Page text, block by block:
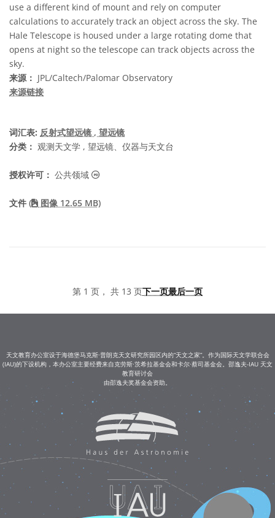
use a different kind of mount and rely on computer
calculations to accurately track an object across the sky. The
Hale Telescope is housed under a large rotating dome that
opens at night so the telescope can track objects across the
sky.
来源： JPL/Caltech/Palomar Observatory
来源链接
词汇表: 反射式望远镜 , 望远镜
分类： 观测天文学 , 望远镜、仪器与天文台
授权许可： 公共领域 公共领域 图标
文件 ( 图像 12.65 MB)
第 1 页， 共 13 页下一页最后一页
天文教育办公室设于海德堡马克斯·普朗克天文研究所园区内的“天文之家”。作为国际天文学联合会
(IAU)的下设机构，本办公室主要经费来自克劳斯·茨希拉基金会和卡尔·蔡司基金会。邵逸夫-IAU 天文
教育研讨会
由邵逸夫奖基金会资助。